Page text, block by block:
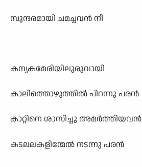
സുന്ദരമായി ചമച്ചവൻ നീ
കന്യകമേരിയിലുരുവായി
കാലിത്തൊഴുത്തിൽ പിറന്നു പരൻ
കാറ്റിനെ ശാസിച്ചു അമർത്തിയവൻ
കടലലകളിന്മേൽ നടന്നു പരൻ